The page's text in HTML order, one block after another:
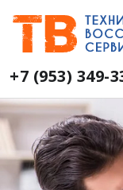
+7 (953) 349-